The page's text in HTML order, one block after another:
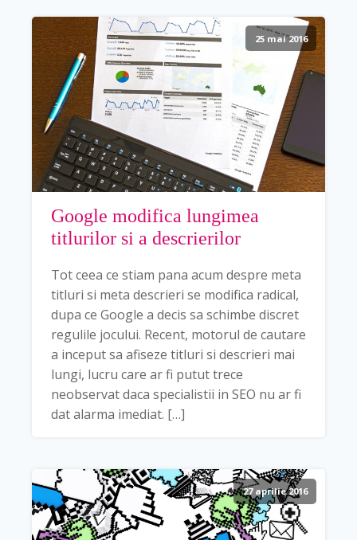
25 mai 2016
Google modifica lungimea
titlurilor si a descrierilor
Tot ceea ce stiam pana acum despre meta
titluri si meta descrieri se modifica radical,
dupa ce Google a decis sa schimbe discret
regulile jocului. Recent, motorul de cautare
a inceput sa afiseze titluri si descrieri mai
lungi, lucru care ar fi putut trece
neobservat daca specialistii in SEO nu ar fi
dat alarma imediat. […]
27 aprilie 2016